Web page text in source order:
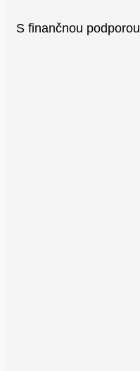
S finančnou podporou